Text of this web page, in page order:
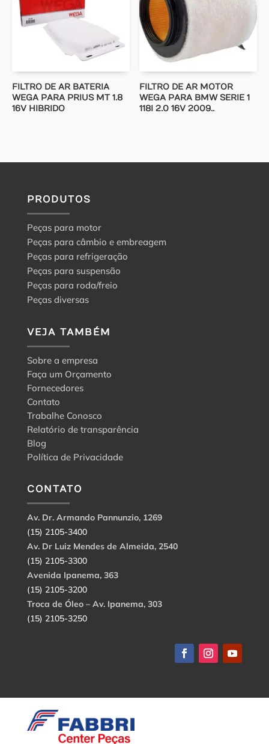
FILTRO DE AR BATERIA
WEGA PARA PRIUS MT 1.8
16V HIBRIDO
FILTRO DE AR MOTOR
WEGA PARA BMW SERIE 1
118I 2.0 16V 2009..
PRODUTOS
Peças para motor
Peças para câmbio e embreagem
Peças para refrigeração
Peças para suspensão
Peças para roda/freio
Peças diversas
VEJA TAMBÉM
Sobre a empresa
Faça um Orçamento
Fornecedores
Contato
Trabalhe Conosco
Relatório de transparência
Blog
Política de Privacidade
CONTATO
Av. Dr. Armando Pannunzio, 1269
(15) 2105-3400
Av. Dr Luiz Mendes de Almeida, 2540
(15) 2105-3300
Avenida Ipanema, 363
(15) 2105-3200
Troca de Óleo – Av. Ipanema, 303
(15) 2105-3250